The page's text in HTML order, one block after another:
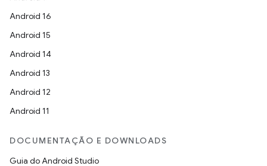
Android 16
Android 15
Android 14
Android 13
Android 12
Android 11
DOCUMENTAÇÃO E DOWNLOADS
Guia do Android Studio